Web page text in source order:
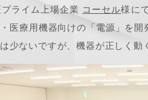
ライム上場企業 コーセル様に
医療用機器向けの「電源」を
少ないですが、機器が正しく